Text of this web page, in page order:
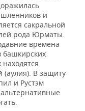
и
сакральной
рода Юрматы.
времена
башкирских
(аулия). В защиту
и Рустэм